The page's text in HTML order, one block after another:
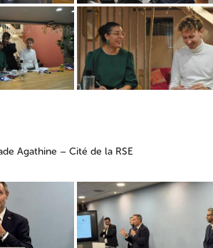
Agathine – Cité de la RSE